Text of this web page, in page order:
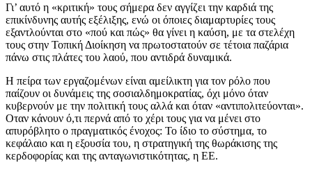
Γι’ αυτό η «κριτική» τους σήμερα δεν αγγίζει την καρδιά της
επικίνδυνης αυτής εξέλιξης, ενώ οι όποιες διαμαρτυρίες τους
εξαντλούνται στο «πού και πώς» θα γίνει η καύση, με τα στελέχη
τους στην Τοπική Διοίκηση να πρωτοστατούν σε τέτοια παζάρια
πάνω στις πλάτες του λαού, που αντιδρά δυναμικά.
Η πείρα των εργαζομένων είναι αμείλικτη για τον ρόλο που
παίζουν οι δυνάμεις της σοσιαλδημοκρατίας, όχι μόνο όταν
κυβερνούν με την πολιτική τους αλλά και όταν «αντιπολιτεύονται».
Οταν κάνουν ό,τι περνά από το χέρι τους για να μένει στο
απυρόβλητο ο πραγματικός ένοχος: Το ίδιο το σύστημα, το
κεφάλαιο και η εξουσία του, η στρατηγική της θωράκισης της
κερδοφορίας και της ανταγωνιστικότητας, η ΕΕ.